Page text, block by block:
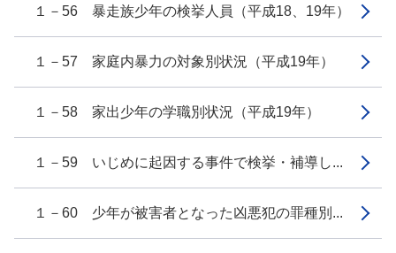
１－56 暴走族少年の検挙人員（平成18、19年）
１－57 家庭内暴力の対象別状況（平成19年）
１－58 家出少年の学職別状況（平成19年）
１－59 いじめに起因する事件で検挙・補導し...
１－60 少年が被害者となった凶悪犯の罪種別...